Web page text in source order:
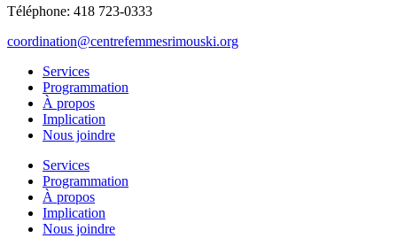
Téléphone: 418 723-0333
coordination@centrefemmesrimouski.org
Services
Programmation
À propos
Implication
Nous joindre
Services
Programmation
À propos
Implication
Nous joindre